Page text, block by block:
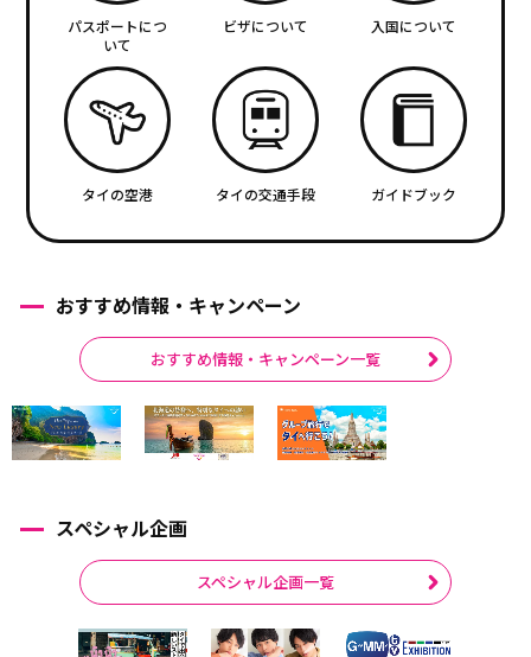
パスポートにつ
いて
ビザについて 入国について
タイの空港 タイの交通手段 ガイドブック
おすすめ情報・キャンペーン
おすすめ情報・キャンペーン一覧
スペシャル企画
スペシャル企画一覧